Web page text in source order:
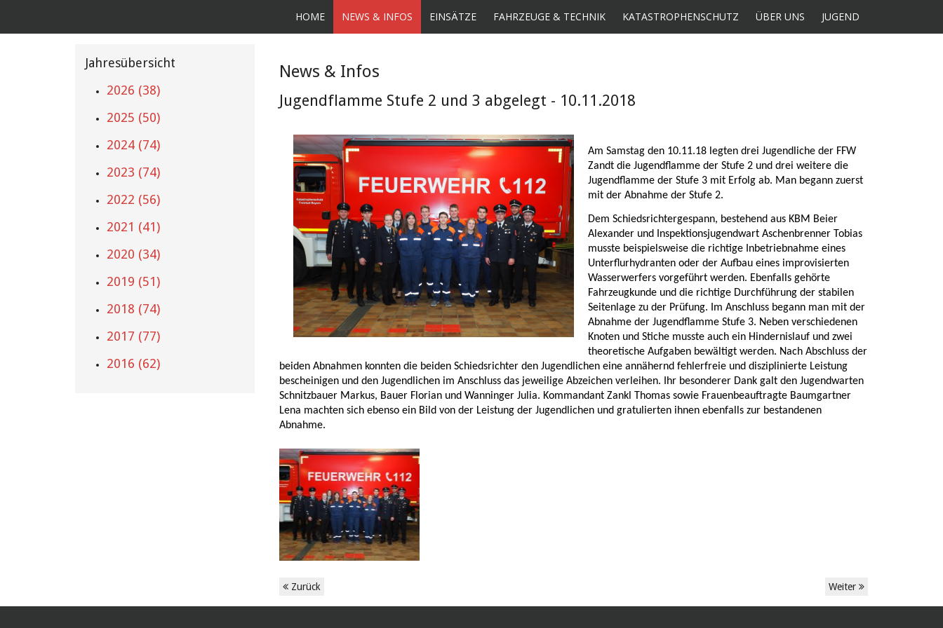
HOME NEWS & INFOS EINSÄTZE FAHRZEUGE & TECHNIK KATASTROPHENSCHUTZ ÜBER UNS JUGEND
News & Infos
Jugendflamme Stufe 2 und 3 abgelegt - 10.11.2018
Am Samstag den 10.11.18 legten drei Jugendliche der FFW
Zandt die Jugendflamme der Stufe 2 und drei weitere die
Jugendflamme der Stufe 3 mit Erfolg ab. Man begann zuerst
mit der Abnahme der Stufe 2.
Dem Schiedsrichtergespann, bestehend aus KBM Beier
Alexander und Inspektionsjugendwart Aschenbrenner Tobias
musste beispielsweise die richtige Inbetriebnahme eines
Unterflurhydranten oder der Aufbau eines improvisierten
Wasserwerfers vorgeführt werden. Ebenfalls gehörte
Fahrzeugkunde und die richtige Durchführung der stabilen
Seitenlage zu der Prüfung. Im Anschluss begann man mit der
Abnahme der Jugendflamme Stufe 3. Neben verschiedenen
Knoten und Stiche musste auch ein Hindernislauf und zwei
theoretische Aufgaben bewältigt werden. Nach Abschluss der
beiden Abnahmen konnten die beiden Schiedsrichter den Jugendlichen eine annähernd fehlerfreie und disziplinierte Leistung
bescheinigen und den Jugendlichen im Anschluss das jeweilige Abzeichen verleihen. Ihr besonderer Dank galt den Jugendwarten
Schnitzbauer Markus, Bauer Florian und Wanninger Julia. Kommandant Zankl Thomas sowie Frauenbeauftragte Baumgartner
Lena machten sich ebenso ein Bild von der Leistung der Jugendlichen und gratulierten ihnen ebenfalls zur bestandenen
Abnahme.
Zurück Weiter
Jahresübersicht
2026 (38)
2025 (50)
2024 (74)
2023 (74)
2022 (56)
2021 (41)
2020 (34)
2019 (51)
2018 (74)
2017 (77)
2016 (62)